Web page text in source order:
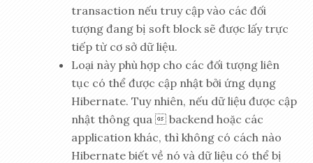
transaction nếu truy cập vào các đối
tượng đang bị soft block sẽ được lấy trực
tiếp từ cơ sở dữ liệu.
Loại này phù hợp cho các đối tượng liên
tục có thể được cập nhật bởi ứng dụng
Hibernate. Tuy nhiên, nếu dữ liệu được cập
nhật thông qua  backend hoặc các
application khác, thì không có cách nào
Hibernate biết về nó và dữ liệu có thể bị